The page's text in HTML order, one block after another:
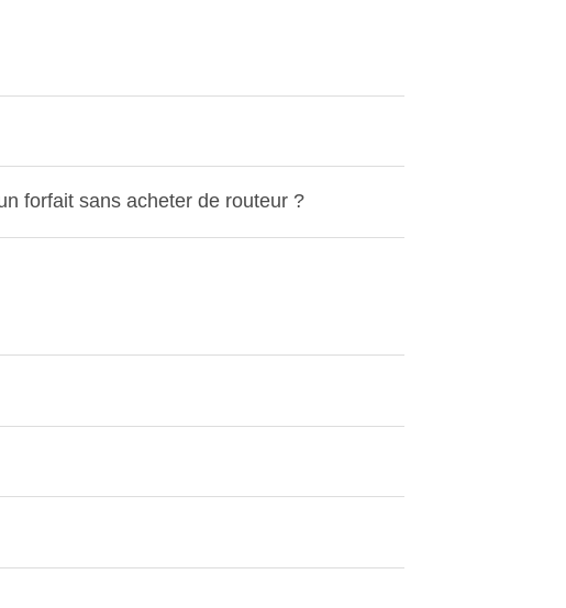
forfait sans acheter de routeur ?